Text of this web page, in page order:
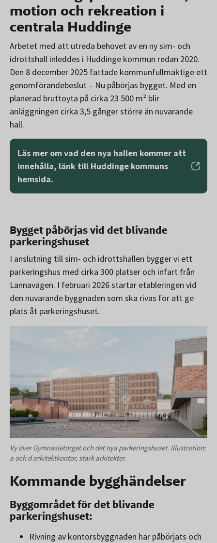
motion och rekreation i
centrala Huddinge
Arbetet med att utreda behovet av en ny sim- och
idrottshall inleddes i Huddinge kommun redan 2020.
Den 8 december 2025 fattade kommunfullmäktige ett
genomförandebeslut – Nu påbörjas bygget. Med en
planerad bruttoyta på cirka 23 500 m² blir
anläggningen cirka 3,5 gånger större än nuvarande
hall.
Läs mer om vad den nya hallen kommer att
innehålla, länk till Huddinge kommuns
hemsida.
Bygget påbörjas vid det blivande
parkeringshuset
I anslutning till sim- och idrottshallen bygger vi ett
parkeringshus med cirka 300 platser och infart från
Lännavägen. I februari 2026 startar etableringen vid
den nuvarande byggnaden som ska rivas för att ge
plats åt parkeringshuset.
Vy över Gymnasietorget och det nya parkeringshuset. Illustration:
a och d arkitektkontor, stark arkitekter.
Kommande bygghändelser
Byggområdet för det blivande
parkeringshuset:
Rivning av kontorsbyggnaden har påbörjats och